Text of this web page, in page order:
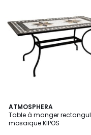
ATMOSPHERA
Table à manger
mosaïque KIPOS